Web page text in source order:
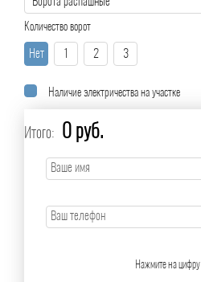
Количество ворот
Нет 2 3
Наличие электричества на участке
Итого: 0 руб.
Нажмите на цифру